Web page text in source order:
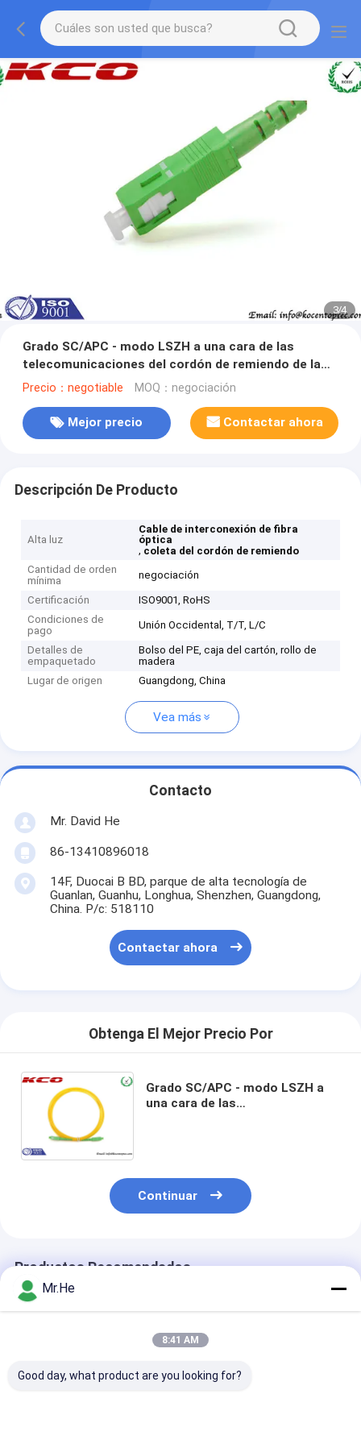
3/4
Grado SC/APC - modo LSZH a una cara de las
telecomunicaciones del cordón de remiendo de la
fibra óptica de SC/APC solo 3.0m m
Precio：negotiable MOQ：negociación
Mejor precio Contactar ahora
Descripción De Producto
Alta luz
Cable de interconexión de fibra
óptica
, coleta del cordón de remiendo
Cantidad de orden
mínima
negociación
Certificación
ISO9001, RoHS
Condiciones de
pago
Unión Occidental, T/T, L/C
Detalles de
empaquetado
Bolso del PE, caja del cartón, rollo de
madera
Lugar de origen
Guangdong, China
Vea más
Contacto
Mr. David He
86-13410896018
14F, Duocai B BD, parque de alta tecnología de
Guanlan, Guanhu, Longhua, Shenzhen, Guangdong,
China. P/c: 518110
Contactar ahora
Obtenga El Mejor Precio Por
Grado SC/APC - modo LSZH a
una cara de las
Continuar
Productos Recomendados
Mr.He
8:41 AM
Good day, what product are you looking for?